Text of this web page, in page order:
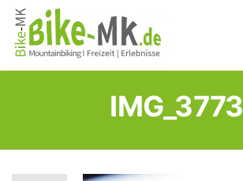
MK
Sauerland
IMG_3773